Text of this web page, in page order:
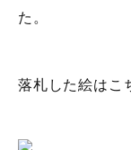
た。
落札した絵はこ